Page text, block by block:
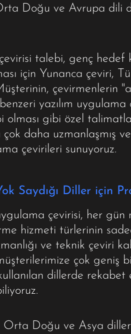
Doğu ve Avrupa dili
talebi, genç hedef
için Yunanca çeviri,
çevirmenlerin
yazılım
gibi özel
daha uzmanlaşmış
çevirileri sunuyoruz.
Saydığı Diller için
çevirisi, her gün
hizmeti türlerinin
ve teknik çeviri
çok geniş
dillerde
Orta Doğu ve Asya